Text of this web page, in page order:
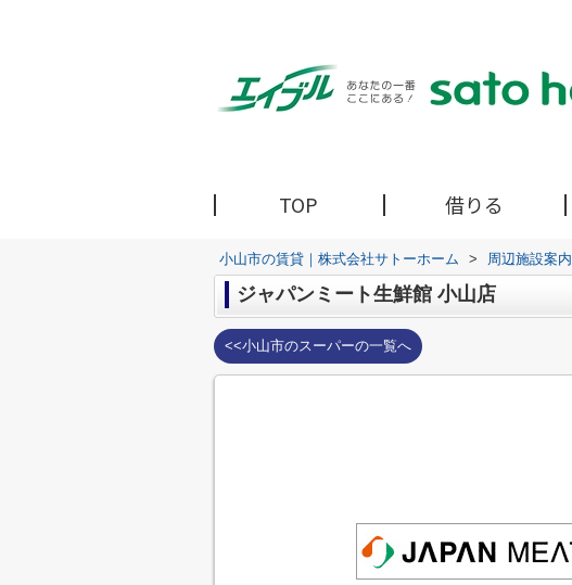
TOP 借りる
小山市の賃貸｜株式会社サトーホーム > 周辺施設案内
ジャパンミート生鮮館 小山店
<<小山市のスーパーの一覧へ